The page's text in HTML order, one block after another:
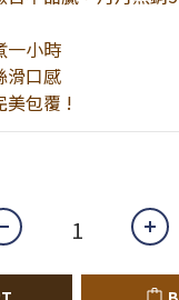
一小時
滑口感
美包覆 !